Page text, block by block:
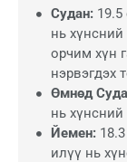
Судан:
нь хүнсний
орчим хүн
нэрвэгдэх
Өмнөд
нь
Йемен:
илүү нь